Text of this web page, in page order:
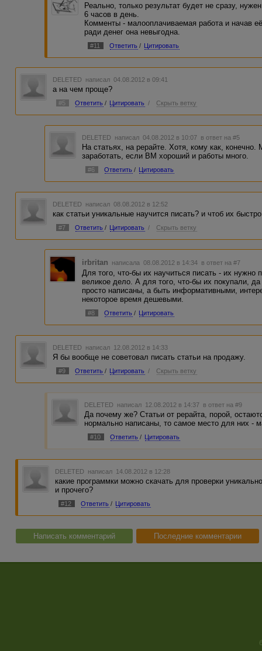
Реально, только результат будет не сразу,
6 часов в день.
Комменты - малооплачиваемая работа и начав
ради денег она невыгодна.
#11 Ответить / Цитировать
DELETED написал 04.08.2012 в 09:41
а на чем проще?
#5 Ответить / Цитировать / Скрыть ветку
DELETED написал 04.08.2012 в 10:07 в ответ на #5
На статьях, на рерайте. Хотя, кому как,
заработать, если ВМ хороший и работы много.
#6 Ответить / Цитировать
DELETED написал 08.08.2012 в 12:52
как статьи уникальные научится писать? и чтоб их
#7 Ответить / Цитировать / Скрыть ветку
irbritan написала 08.08.2012 в 14:34 в ответ на #7
Для того, что-бы их научиться писать - их нужно
великое дело. А для того, что-бы их покупали,
просто написаны, а быть информативными,
некоторое время дешевыми.
#8 Ответить / Цитировать
DELETED написал 12.08.2012 в 14:33
Я бы вообще не советовал писать статьи на продажу.
#9 Ответить / Цитировать / Скрыть ветку
DELETED написал 12.08.2012 в 14:37 в ответ на #9
Да почему же? Статьи от рерайта, порой,
нормально написаны, то самое место для них -
#10 Ответить / Цитировать
DELETED написал 14.08.2012 в 12:28
какие программки можно скачать для проверки
и прочего?
#12 Ответить / Цитировать
Написать комментарий Последние комментарии